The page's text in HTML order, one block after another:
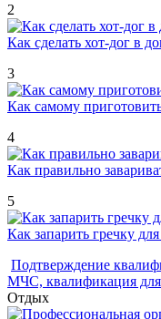
2
Как сделать хот-дог в
3
Как самому
4
Как правильно
5
Как запарить гречку
Подтверждение
МЧС, квалификация для
Отдых